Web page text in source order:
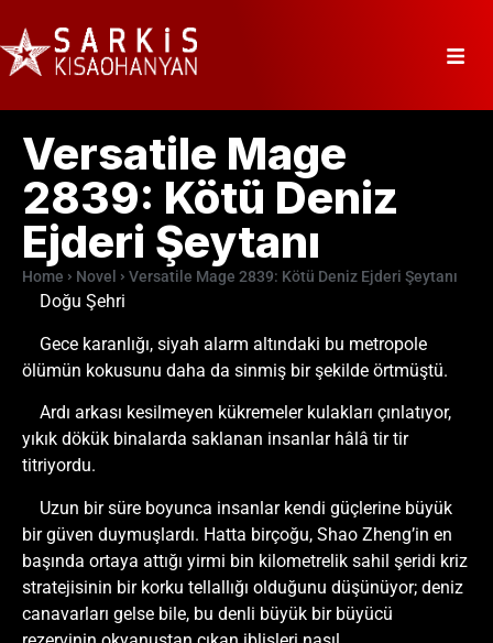
Versatile Mage
2839: Kötü Deniz
Ejderi Şeytanı
Home Novel Versatile Mage 2839: Kötü Deniz Ejderi Şeytanı
Doğu Şehri
Gece karanlığı, siyah alarm altındaki bu metropole
ölümün kokusunu daha da sinmiş bir şekilde örtmüştü.
Ardı arkası kesilmeyen kükremeler kulakları çınlatıyor,
yıkık dökük binalarda saklanan insanlar hâlâ tir tir
titriyordu.
Uzun bir süre boyunca insanlar kendi güçlerine büyük
bir güven duymuşlardı. Hatta birçoğu, Shao Zheng’in en
başında ortaya attığı yirmi bin kilometrelik sahil şeridi kriz
stratejisinin bir korku tellallığı olduğunu düşünüyor; deniz
canavarları gelse bile, bu denli büyük bir büyücü